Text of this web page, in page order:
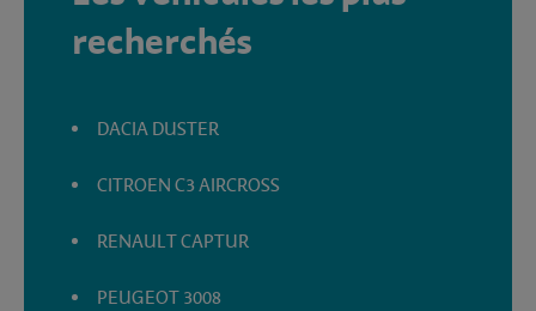
recherchés
DACIA DUSTER
CITROEN C3 AIRCROSS
RENAULT CAPTUR
PEUGEOT 3008